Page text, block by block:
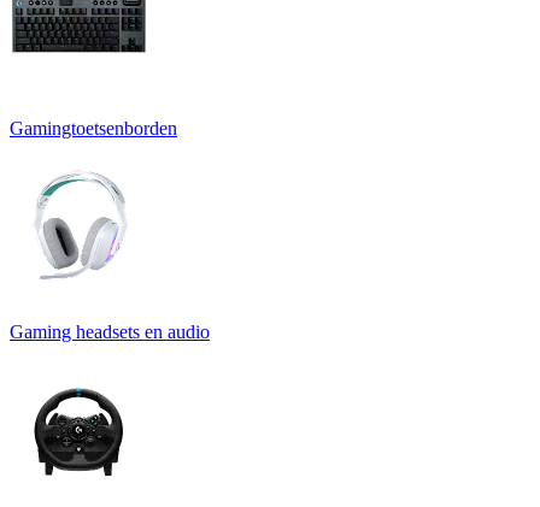
Gamingtoetsenborden
Gaming headsets en audio